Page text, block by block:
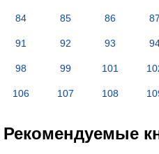
84 85 86 87
91 92 93
98 99 101
106 107 108
Рекомендуемые